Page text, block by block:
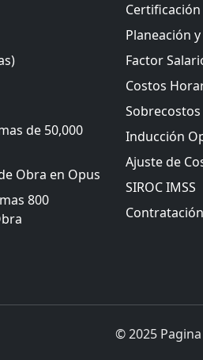
de 50,000
Obra en Opus
800
Certificación
Planeación
Factor
Costos
Sobrecostos
Inducción
Ajuste de
SIROC IMSS
© 2025